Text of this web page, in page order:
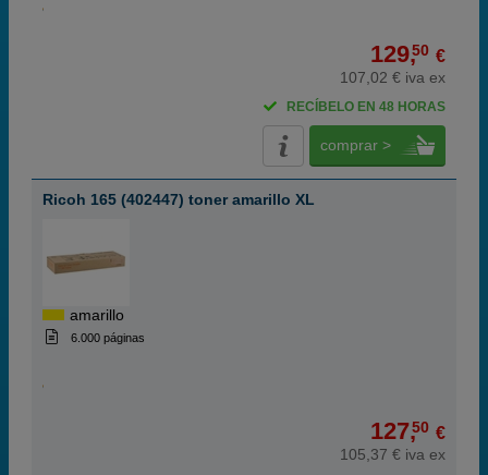
129,50 €
107,02 € iva ex
RECÍBELO EN 48 HORAS
comprar >
Ricoh 165 (402447) toner amarillo XL
amarillo
6.000 páginas
127,50 €
105,37 € iva ex